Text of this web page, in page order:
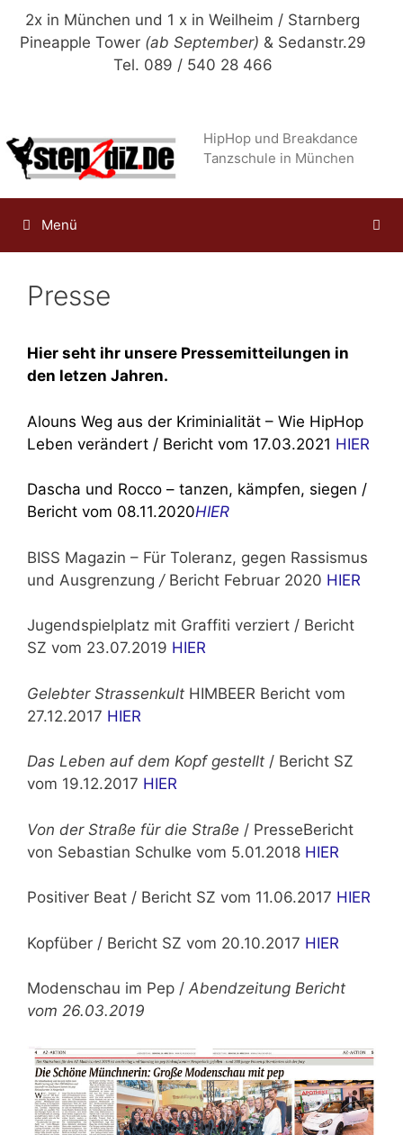
Zum
Inhalt
2x in München und 1 x in Weilheim / Starnberg
Pineapple Tower (ab September) & Sedanstr.29
Tel. 089 / 540 28 466
HipHop und Breakdance
Tanzschule in München
Menü
Presse
Hier seht ihr unsere Pressemitteilungen in
den letzen Jahren.
Alouns Weg aus der Kriminialität – Wie HipHop
Leben verändert / Bericht vom 17.03.2021 HIER
Dascha und Rocco – tanzen, kämpfen, siegen /
Bericht vom 08.11.2020HIER
BISS Magazin – Für Toleranz, gegen Rassismus
und Ausgrenzung / Bericht Februar 2020 HIER
Jugendspielplatz mit Graffiti verziert / Bericht
SZ vom 23.07.2019 HIER
Gelebter Strassenkult HIMBEER Bericht vom
27.12.2017 HIER
Das Leben auf dem Kopf gestellt / Bericht SZ
vom 19.12.2017 HIER
Von der Straße für die Straße / PresseBericht
von Sebastian Schulke vom 5.01.2018 HIER
Positiver Beat / Bericht SZ vom 11.06.2017 HIER
Kopfüber / Bericht SZ vom 20.10.2017 HIER
Modenschau im Pep / Abendzeitung Bericht
vom 26.03.2019